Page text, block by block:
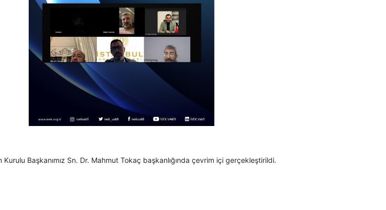
Kurulu Başkanımız Sn. Dr. Mahmut Tokaç başkanlığında çevrim içi gerçekleştirildi.